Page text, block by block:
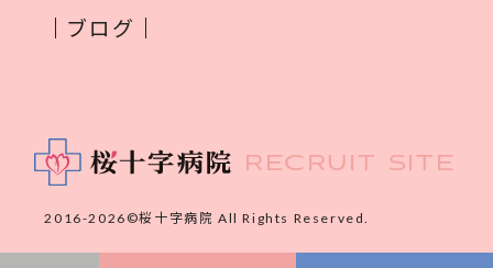
ブログ
RECRUIT SITE
2016-2026©桜十字病院 All Rights Reserved.